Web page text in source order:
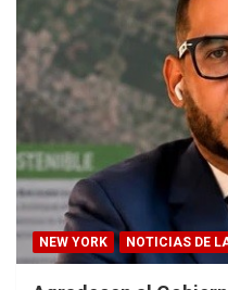
NEW YORK NOTICIAS DE